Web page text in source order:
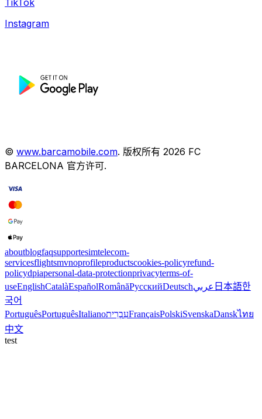
TikTok
Instagram
© www.barcamobile.com. 版权所有 2026 FC
BARCELONA 官方许可.
aboutblogfaqsupportesimtelecom-
servicesflightsmvnoprofileproductscookies-policyrefund-
policydpiapersonal-data-protectionprivacyterms-of-
useEnglishCatalàEspañolRomânăРусскийDeutschعربي 日本語한
국어
PortuguêsPortuguêsItalianoעִבְרִיתFrançaisPolskiSvenskaDanskไทย
中文
test